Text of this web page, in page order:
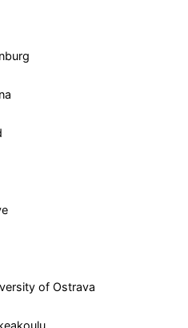
of Ostrava